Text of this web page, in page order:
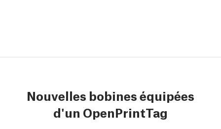
Nouvelles bobines équipées
d'un OpenPrintTag